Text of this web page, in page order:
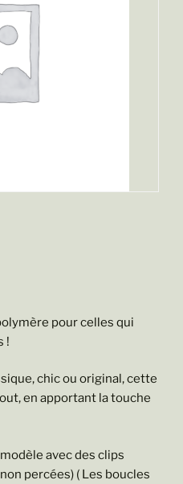
pour celles qui
!
chic ou original, cette
en apportant la touche
avec des clips
percées) ( Les boucles